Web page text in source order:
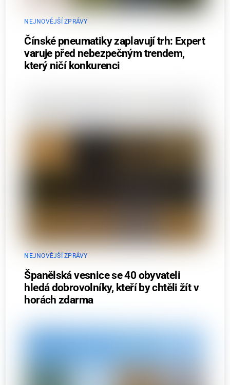
NEJNOVĚJŠÍ ZPRÁVY
Čínské pneumatiky zaplavují trh: Expert
varuje před nebezpečným trendem,
který ničí konkurenci
NEJNOVĚJŠÍ ZPRÁVY
Španělská vesnice se 40 obyvateli
hledá dobrovolníky, kteří by chtěli žít v
horách zdarma